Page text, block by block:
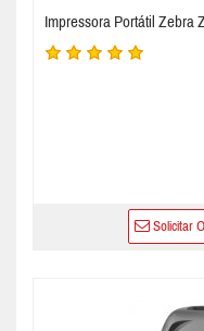
Impressora Portátil Zebra
Solicitar